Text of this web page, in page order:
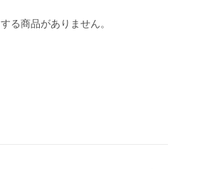
る商品がありません。